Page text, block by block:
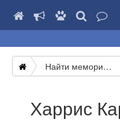
Найти мемориал
Харрис